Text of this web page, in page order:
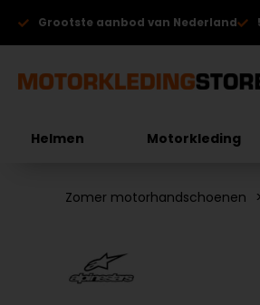
Grootste aanbod van Nederland
Helmen Motorkleding
Zomer motorhandschoenen